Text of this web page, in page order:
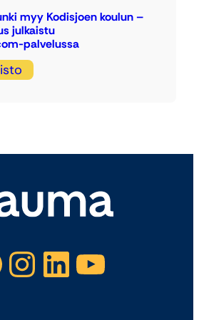
myy Kodisjoen koulun –
julkaistu
palvelussa
Instagram LinkedIn YouTube